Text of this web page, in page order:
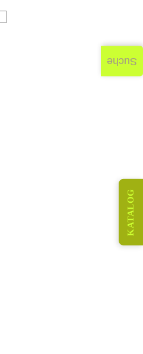
KATALOG
Suche